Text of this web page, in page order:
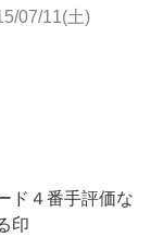
07/11(土)
ド４番手評価な
印